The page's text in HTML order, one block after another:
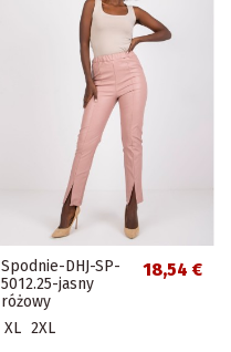
Spodnie-DHJ-SP-
5012.25-jasny
różowy
18,54 €
XL 2XL